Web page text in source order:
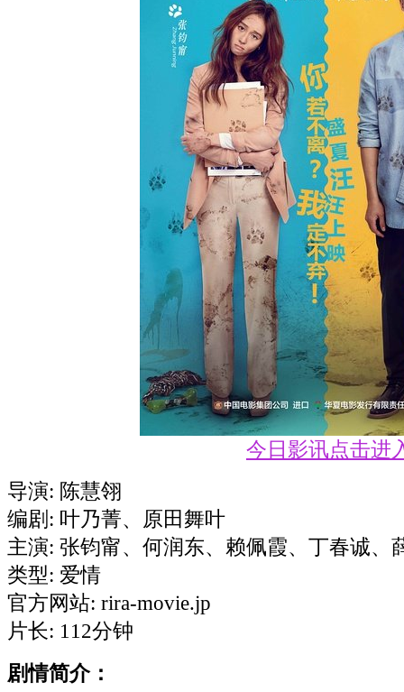
今日影讯点击进
导演: 陈慧翎
编剧: 叶​乃​菁​、原田舞叶
主演: 张钧甯、何润东、赖佩霞、丁春诚、
类型: 爱情
官方网站: rira-movie.jp
片长: 112分钟
剧情简介：